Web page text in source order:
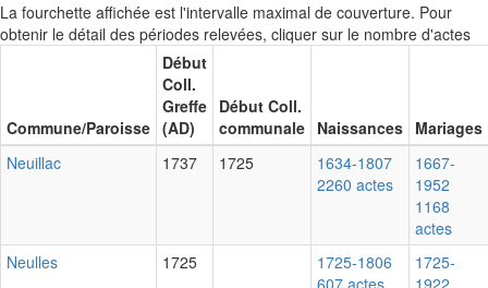
La fourchette affichée est l'intervalle maximal de couverture. Pour
obtenir le détail des périodes relevées, cliquer sur le nombre d'actes
Commune/Paroisse
Début
Coll.
Greffe
(AD)
Début Coll.
communale Naissances Mariages
Neuillac
1737 1725
1634-1807
2260 actes
1667-
1952
1168
actes
Neulles
1725
1725-1806
607 actes
1725-
1922